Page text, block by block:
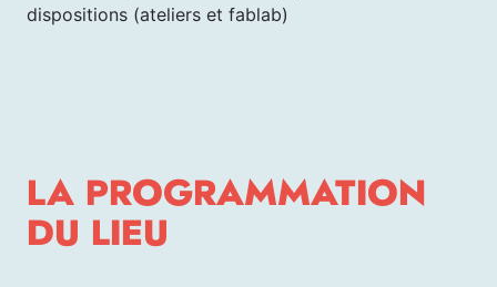
dispositions (ateliers et fablab)
LA PROGRAMMATION
DU LIEU